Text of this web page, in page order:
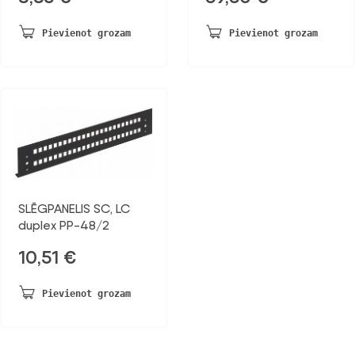
Pievienot grozam Pievienot grozam
SLĒGPANELIS SC, LC
duplex PP-48/2
10,51 €
Pievienot grozam